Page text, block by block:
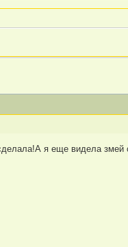
я еще видела змей